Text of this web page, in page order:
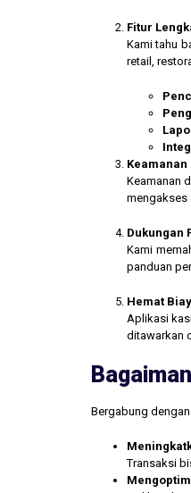
Fitur
Kami tahu
retail,
Keamanan
Keamanan
mengakses
Dukungan
Kami
panduan
Hemat
Aplikasi
ditawarkan
Bergabung
Transaksi